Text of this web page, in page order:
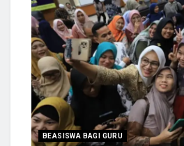
BEASISWA BAGI GURU